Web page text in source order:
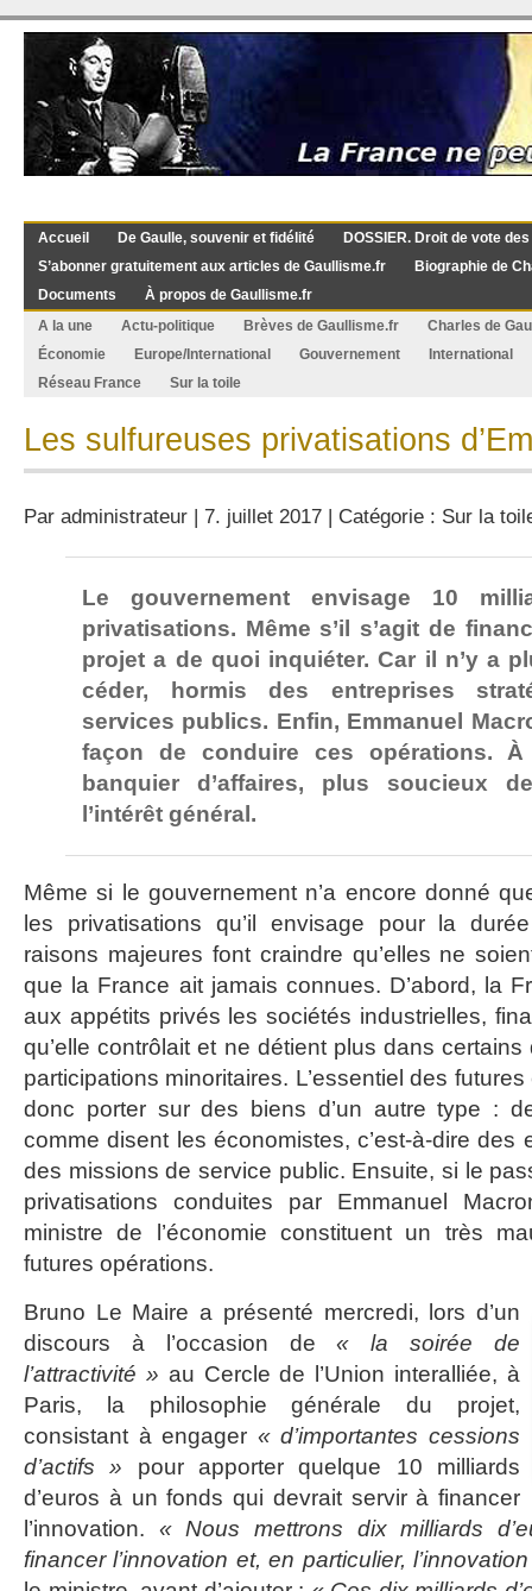
Accueil De Gaulle, souvenir et fidélité
DOSSIER. Droit de vote
S’abonner gratuitement aux articles de Gaullisme.fr
Biographie de
Documents
À propos de Gaullisme.fr
A la une
Actu-politique Brèves de Gaullisme.fr
Charles de
Économie
Europe/International Gouvernement
International
Réseau France
Sur la toile
Les sulfureuses privatisations
Par administrateur | 7. juillet 2017 | Catégorie : Sur la
Le gouvernement envisage 10
privatisations. Même s’il s’agit de
projet a de quoi inquiéter. Car il n’y a
céder, hormis des entreprises
services publics. Enfin, Emmanuel
façon de conduire ces opérations. À
banquier d’affaires, plus soucieux
l’intérêt général.
Même si le gouvernement n’a encore donné
les privatisations qu’il envisage pour la
raisons majeures font craindre qu’elles ne
que la France ait jamais connues. D’abord, la
aux appétits privés les sociétés industrielles,
qu’elle contrôlait et ne détient plus dans
participations minoritaires. L’essentiel des
donc porter sur des biens d’un autre type :
comme disent les économistes, c’est-à-dire des
des missions de service public. Ensuite, si le
privatisations conduites par Emmanuel
ministre de l’économie constituent un très
futures opérations.
Bruno Le Maire a présenté mercredi, lors d’un
discours à l’occasion de« la soirée de
l’attractivité » au Cercle de l’Union interalliée, à
Paris, la philosophie générale du projet,
consistant à engager « d’importantes cessions
d’actifs » pour apporter quelque 10 milliards
d’euros à un fonds qui devrait servir à financer
l’innovation. « Nous mettrons dix milliards
financer l’innovation et, en particulier,